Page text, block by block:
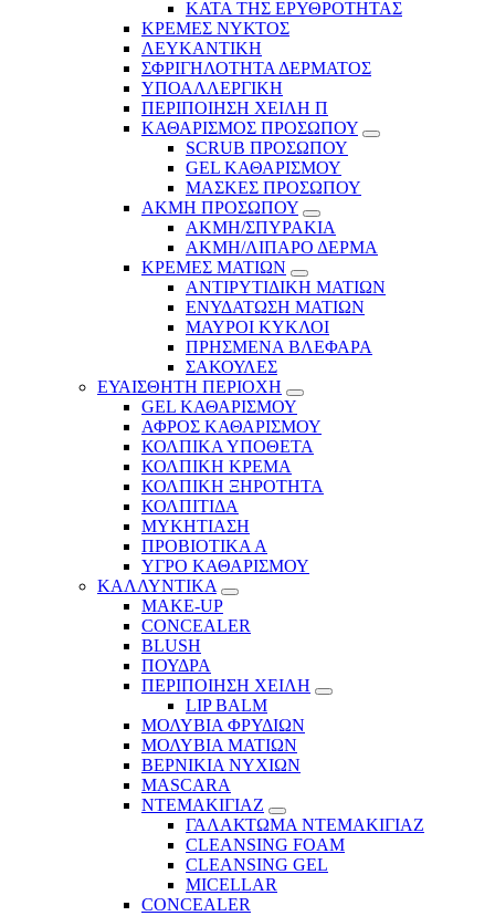
ΚΑΤΑ ΤΗΣ ΕΡΥΘΡΟΤΗΤΑΣ
ΚΡΕΜΕΣ ΝΥΚΤΟΣ
ΛΕΥΚΑΝΤΙΚΗ
ΣΦΡΙΓΗΛΟΤΗΤΑ ΔΕΡΜΑΤΟΣ
ΥΠΟΑΛΛΕΡΓΙΚΗ
ΠΕΡΙΠΟΙΗΣΗ ΧΕΙΛΗ Π
ΚΑΘΑΡΙΣΜΟΣ ΠΡΟΣΩΠΟΥ
SCRUB ΠΡΟΣΩΠΟΥ
GEL ΚΑΘΑΡΙΣΜΟΥ
ΜΑΣΚΕΣ ΠΡΟΣΩΠΟΥ
ΑΚΜΗ ΠΡΟΣΩΠΟΥ
ΑΚΜΗ/ΣΠΥΡΑΚΙΑ
ΑΚΜΗ/ΛΙΠΑΡΟ ΔΕΡΜΑ
ΚΡΕΜΕΣ ΜΑΤΙΩΝ
ΑΝΤΙΡΥΤΙΔΙΚΗ ΜΑΤΙΩΝ
ΕΝΥΔΑΤΩΣΗ ΜΑΤΙΩΝ
ΜΑΥΡΟΙ ΚΥΚΛΟΙ
ΠΡΗΣΜΕΝΑ ΒΛΕΦΑΡΑ
ΣΑΚΟΥΛΕΣ
ΕΥΑΙΣΘΗΤΗ ΠΕΡΙΟΧΗ
GEL ΚΑΘΑΡΙΣΜΟΥ
ΑΦΡΟΣ ΚΑΘΑΡΙΣΜΟΥ
ΚΟΛΠΙΚΑ ΥΠΟΘΕΤΑ
ΚΟΛΠΙΚΗ ΚΡΕΜΑ
ΚΟΛΠΙΚΗ ΞΗΡΟΤΗΤΑ
ΚΟΛΠΙΤΙΔΑ
ΜΥΚΗΤΙΑΣΗ
ΠΡΟΒΙΟΤΙΚΑ Α
ΥΓΡΟ ΚΑΘΑΡΙΣΜΟΥ
ΚΑΛΛΥΝΤΙΚΑ
MAKE-UP
CONCEALER
BLUSH
ΠΟΥΔΡΑ
ΠΕΡΙΠΟΙΗΣΗ ΧΕΙΛΗ
LIP BALM
ΜΟΛΥΒΙΑ ΦΡΥΔΙΩΝ
ΜΟΛΥΒΙΑ ΜΑΤΙΩΝ
ΒΕΡΝΙΚΙΑ ΝΥΧΙΩΝ
MASCARA
ΝΤΕΜΑΚΙΓΙΑΖ
ΓΑΛΑΚΤΩΜΑ ΝΤΕΜΑΚΙΓΙΑΖ
CLEANSING FOAM
CLEANSING GEL
MICELLAR
CONCEALER